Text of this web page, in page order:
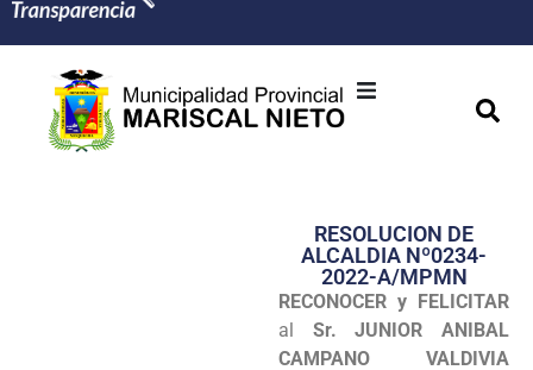
Transparencia
Seguridad
Programas
RESOLUCION DE
ALCALDIA Nº0234-
2022-A/MPMN
RECONOCER y FELICITAR
al Sr. JUNIOR ANIBAL
CAMPANO VALDIVIA